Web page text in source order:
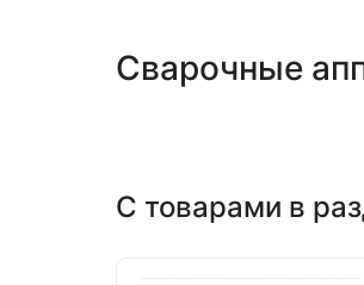
Сварочные
С товарами в